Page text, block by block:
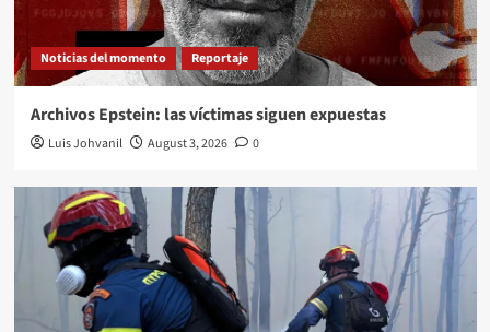
Noticias del momento Reportaje
Archivos Epstein: las víctimas siguen expuestas
Luis Johvanil August 3, 2026 0